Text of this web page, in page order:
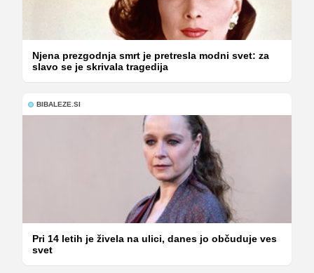
Njena prezgodnja smrt je pretresla modni svet: za
slavo se je skrivala tragedija
BIBALEZE.SI
Pri 14 letih je živela na ulici, danes jo občuduje ves
svet